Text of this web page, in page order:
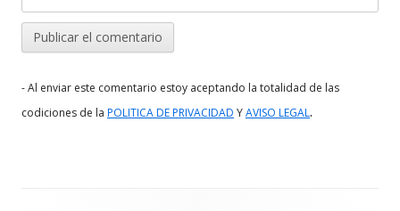
- Al enviar este comentario estoy aceptando la totalidad de las
codiciones de la POLITICA DE PRIVACIDAD YAVISO LEGAL.